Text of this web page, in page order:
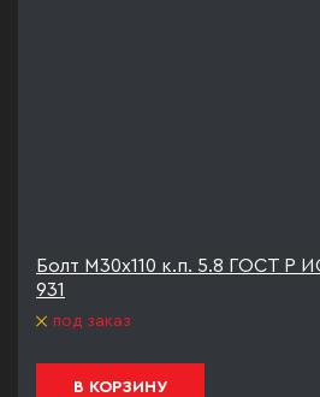
Болт М30х110 к.п. 5.8 ГОСТ Р
931
под заказ
В КОРЗИНУ